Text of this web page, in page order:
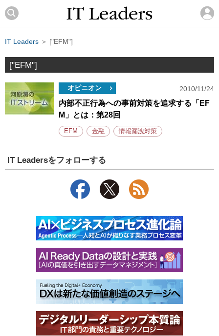
IT Leaders ＞ ["EFM"]
["EFM"]
オピニオン 2010/11/24
内部不正行為への事前対策を追求する「EF
M」とは：第28回
EFM 金融 情報漏洩対策
IT Leadersをフォローする